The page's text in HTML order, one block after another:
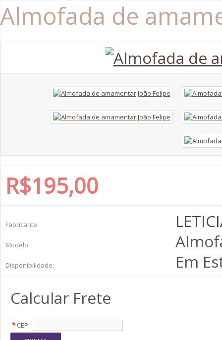
Almofada de
R$195,00
Fabricante:
Modelo:
Disponibilidade:
Em
Calcular Frete
* CEP: